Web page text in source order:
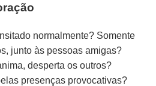
normalmente? Somente
junto às pessoas amigas?
desperta os outros?
presenças provocativas?